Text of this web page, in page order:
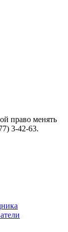
право менять
3-42-63.